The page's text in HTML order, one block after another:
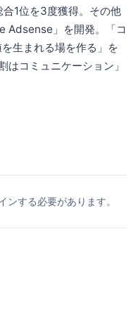
1位を3度獲得。その他
Adsense」を開発。「コ
生まれる場を作る」を
はコミュニケーション」
ンする必要があります。